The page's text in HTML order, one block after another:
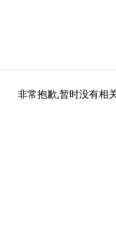
非常抱歉,暂时没有相